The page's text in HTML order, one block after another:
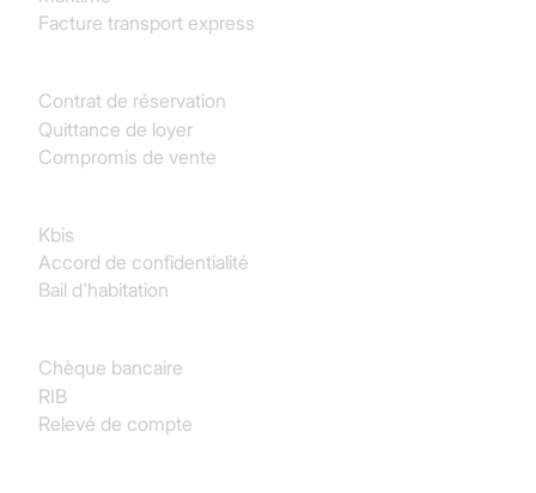
Facture transport express
Contrat de réservation
Quittance de loyer
Compromis de vente
Kbis
Accord de confidentialité
Bail d'habitation
Chèque bancaire
RIB
Relevé de compte